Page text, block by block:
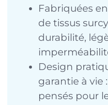
Fabriquées
de tissus
durabilité,
Design
garantie à vie
pensés pour